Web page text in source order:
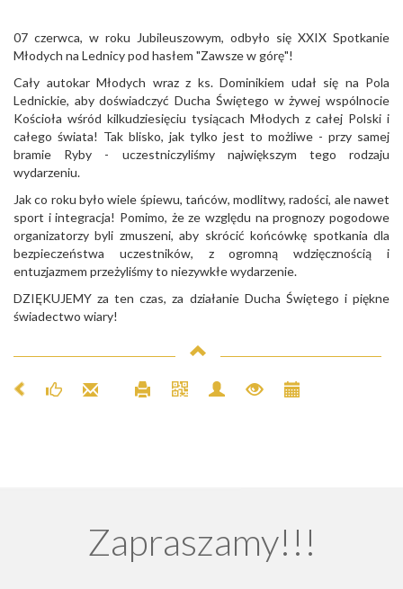
07 czerwca, w roku Jubileuszowym, odbyło się XXIX Spotkanie
Młodych na Lednicy pod hasłem "Zawsze w górę"!
Cały autokar Młodych wraz z ks. Dominikiem udał się na Pola
Lednickie, aby doświadczyć Ducha Świętego w żywej wspólnocie
Kościoła wśród kilkudziesięciu tysiącach Młodych z całej Polski i
całego świata! Tak blisko, jak tylko jest to możliwe - przy samej
bramie Ryby - uczestniczyliśmy największym tego rodzaju
wydarzeniu.
Jak co roku było wiele śpiewu, tańców, modlitwy, radości, ale nawet
sport i integracja! Pomimo, że ze względu na prognozy pogodowe
organizatorzy byli zmuszeni, aby skrócić końcówkę spotkania dla
bezpieczeństwa uczestników, z ogromną wdzięcznością i
entuzjazmem przeżyliśmy to niezywkłe wydarzenie.
DZIĘKUJEMY za ten czas, za działanie Ducha Świętego i piękne
świadectwo wiary!
Zapraszamy!!!